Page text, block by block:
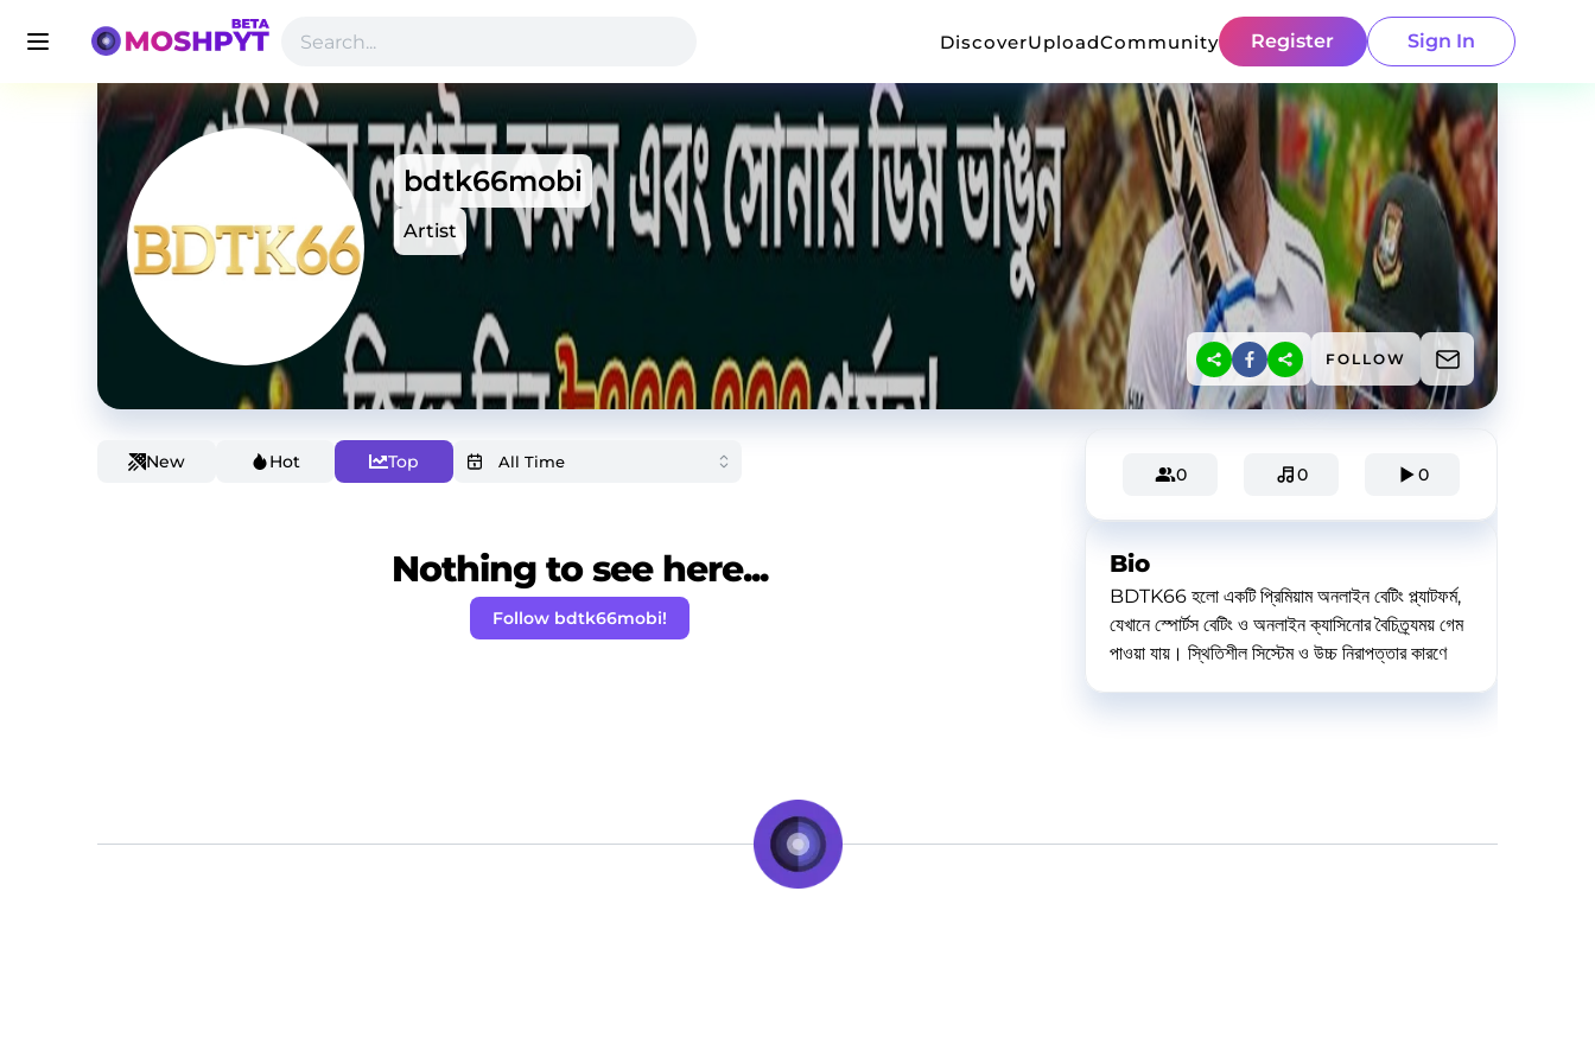
DiscoverUploadCommunity Register Sign In
bdtk66mobi
Artist
FOLLOW
New Hot Top
Nothing to see here...
Follow bdtk66mobi!
0 0 0
Bio
BDTK66 হলো একটি প্রিমিয়াম অনলাইন বেটিং প্ল্যাটফর্ম,
যেখানে স্পোর্টস বেটিং ও অনলাইন ক্যাসিনোর বৈচিত্র্যময় গেম
পাওয়া যায়। স্থিতিশীল সিস্টেম ও উচ্চ নিরাপত্তার কারণে